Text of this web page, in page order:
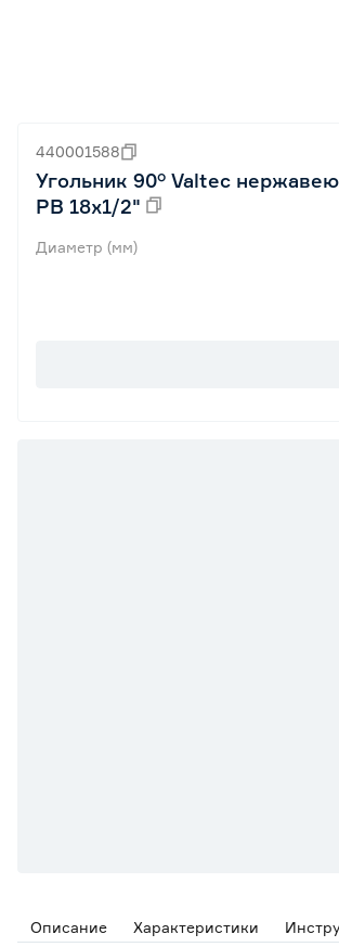
440001588
Угольник 90° Valtec
РВ 18х1/2"
Диаметр (мм)
Описание Характеристики